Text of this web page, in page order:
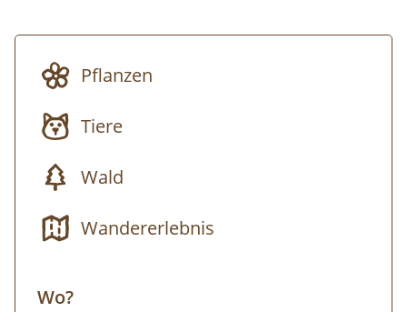
Naturnachtgebiet Eisenwurzen
setzen sich die Nationalparke Kalkalpen und
Gesäuse sowie die Naturparke Steirische
und Niederösterreichische Eisenwurzen und
der Naturpark Ötscher-Tormäuer für
weniger Licht und mehr Sterne in der Nacht
Inkludierte Leistungen:
Pflanzen
Tiere
Wald
Wandererlebnis
Wo?